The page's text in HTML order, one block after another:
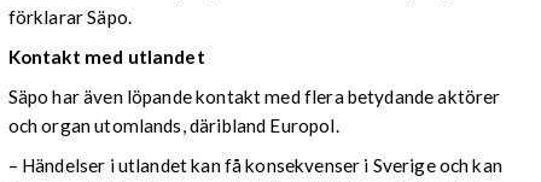
förklarar Säpo.
Kontakt med utlandet
Säpo har även löpande kontakt med flera betydande aktörer
och organ utomlands, däribland Europol.
– Händelser i utlandet kan få konsekvenser i Sverige och kan